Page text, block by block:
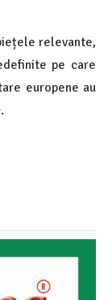
relevante,
pe care
europene au